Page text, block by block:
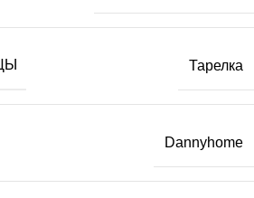
Тарелка
Dannyhome